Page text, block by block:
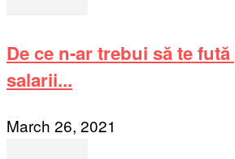
De ce n-ar trebui să te
salarii...
March 26, 2021